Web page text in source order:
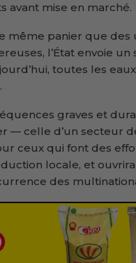
avant mise en marché.
même panier que des
l’État envoie
toutes les
graves et
— celle d’un secteur
ceux qui font des
locale, et
des